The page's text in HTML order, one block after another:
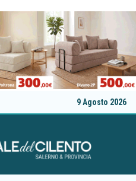
9 Agosto 2026